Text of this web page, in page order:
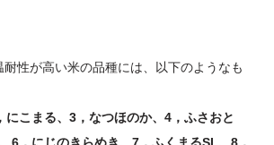
性が高い米の品種には、以下のようなも
にこまる、3，なつほのか、4，ふさおと